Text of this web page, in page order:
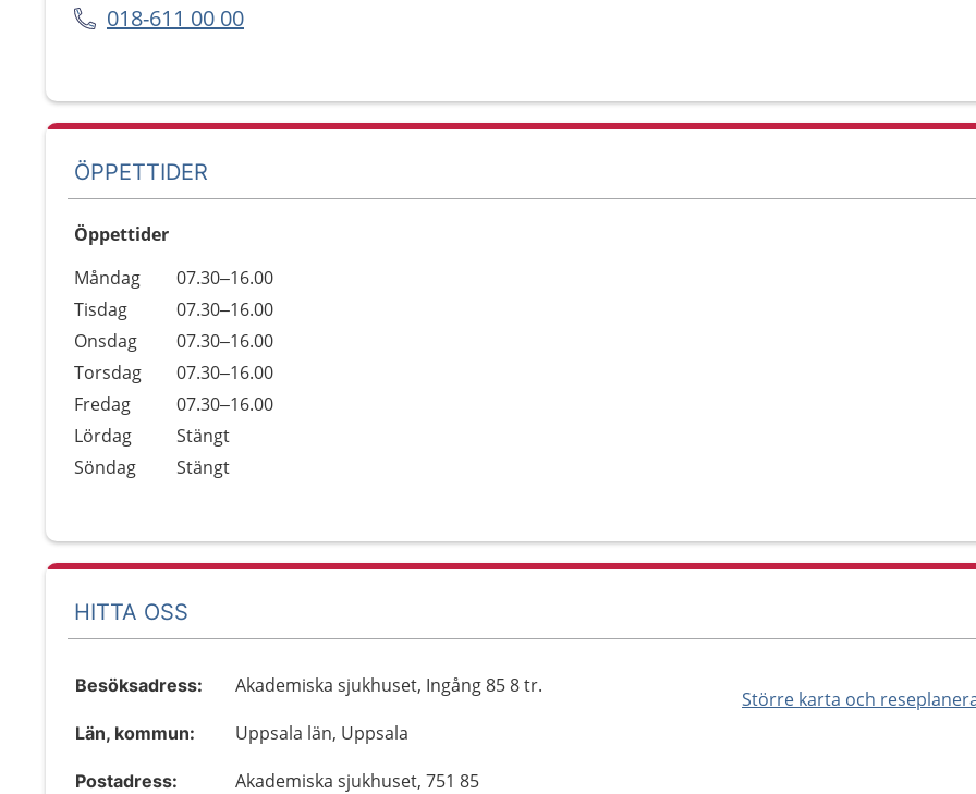
018-611 00 00
ÖPPETTIDER
Öppettider
Dag
Öppettider
Kommentarer
Måndag
07.30–16.00
Tisdag
07.30–16.00
Onsdag
07.30–16.00
Torsdag
07.30–16.00
Fredag
07.30–16.00
Lördag
Stängt
Söndag
Stängt
HITTA OSS
Större karta och
Besöksadress: Akademiska sjukhuset, Ingång 85 8 tr.
Län, kommun: Uppsala län, Uppsala
Postadress:
Akademiska sjukhuset, 751 85